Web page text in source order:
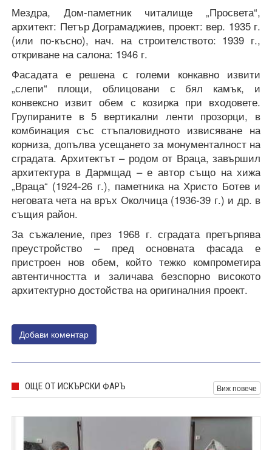
Мездра, Дом-паметник читалище „Просвета“,
архитект: Петър Дограмаджиев, проект: вер. 1935 г.
(или по-късно), нач. на строителството: 1939 г.,
откриване на салона: 1946 г.
Фасадата е решена с големи конкавно извити
„слепи“ площи, облицовани с бял камък, и
конвексно извит обем с козирка при входовете.
Групираните в 5 вертикални ленти прозорци, в
комбинация със стъпаловидното извисяване на
корниза, допълва усещането за монументалност на
сградата. Архитектът – родом от Враца, завършил
архитектура в Дармщад – е автор също на хижа
„Враца“ (1924-26 г.), паметника на Христо Ботев и
неговата чета на връх Околчица (1936-39 г.) и др. в
същия район.
За съжаление, през 1968 г. сградата претърпява
преустройство – пред основната фасада е
пристроен нов обем, който тежко компрометира
автентичността и заличава безспорно високото
архитектурно достойства на оригиналния проект.
Добави коментар
ОЩЕ ОТ ИСКЪРСКИ ФАРЪ Виж повече